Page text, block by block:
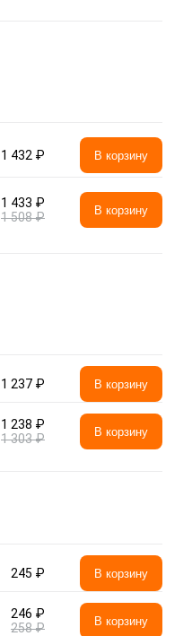
1 432 ₽ В корзину
1 433 ₽
1 508 ₽
В корзину
1 237 ₽ В корзину
1 238 ₽
1 303 ₽
В корзину
245 ₽ В корзину
246 ₽
258 ₽
В корзину